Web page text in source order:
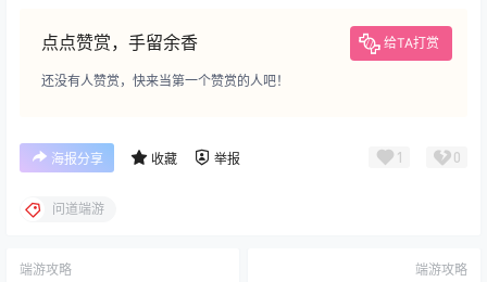
点点赞赏，手留余香 给TA打赏
海报分享 0